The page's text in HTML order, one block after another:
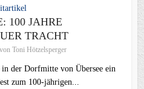
100 JAHRE
TRACHT
von Toni Hötzelsperger
der Dorfmitte von Übersee ein
zum 100-jährigen...